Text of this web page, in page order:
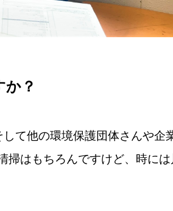
か？
て他の環境保護団体さんや企
掃はもちろんですけど、時に